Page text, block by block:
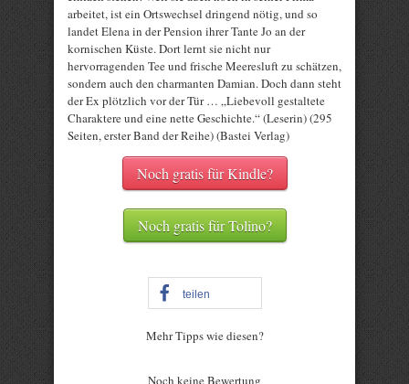
arbeitet, ist ein Ortswechsel dringend nötig, und so
landet Elena in der Pension ihrer Tante Jo an der
kornischen Küste. Dort lernt sie nicht nur
hervorragenden Tee und frische Meeresluft zu schätzen,
sondern auch den charmanten Damian. Doch dann steht
der Ex plötzlich vor der Tür … „Liebevoll gestaltete
Charaktere und eine nette Geschichte.“ (Leserin) (295
Seiten, erster Band der Reihe) (Bastei Verlag)
Noch gratis für Kindle?
Noch gratis für Tolino?
teilen
Mehr Tipps wie diesen?
Noch keine Bewertung